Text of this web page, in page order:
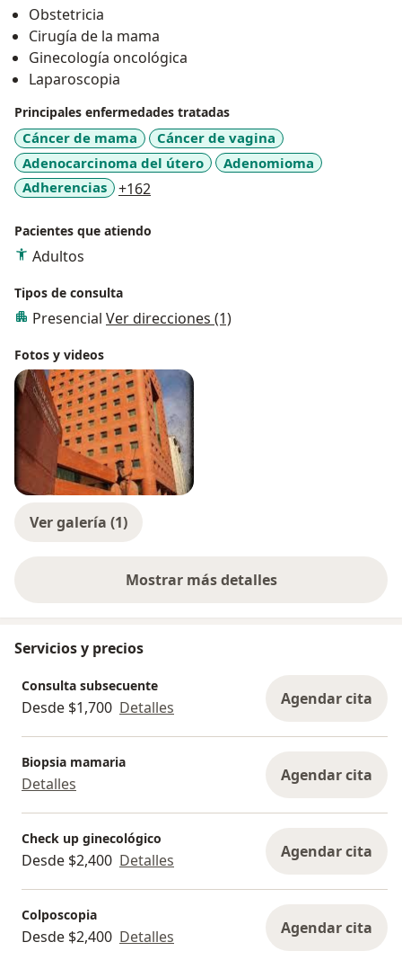
Obstetricia
Cirugía de la mama
Ginecología oncológica
Laparoscopia
Principales enfermedades tratadas
Cáncer de mama
Cáncer de vagina
Adenocarcinoma del útero
Adenomioma
Adherencias
+162
Pacientes que atiendo
Adultos
Tipos de consulta
Presencial Ver direcciones (1)
Fotos y videos
Ver galería (1)
Mostrar más detalles
sobre la experiencia
Servicios y precios
Consulta subsecuente
Desde $1,700 Detalles Agendar cita
Biopsia mamaria
Detalles Agendar cita
Check up ginecológico
Desde $2,400 Detalles Agendar cita
Colposcopia
Desde $2,400 Detalles Agendar cita